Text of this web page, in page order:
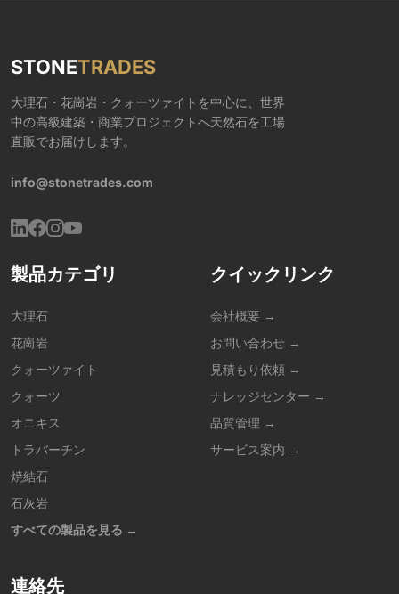
STONETRADES
大理石・花崗岩・クォーツァイトを中心に、世界
中の高級建築・商業プロジェクトへ天然石を工場
直販でお届けします。
info@stonetrades.com
製品カテゴリ
大理石
花崗岩
クォーツァイト
クォーツ
オニキス
トラバーチン
焼結石
石灰岩
すべての製品を見る →
クイックリンク
会社概要 →
お問い合わせ →
見積もり依頼 →
ナレッジセンター →
品質管理 →
サービス案内 →
連絡先